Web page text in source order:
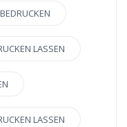
LASSEN
LASSEN